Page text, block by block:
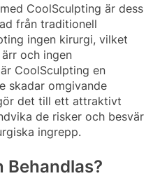
CoolSculpting är dess
från traditionell
ingen kirurgi, vilket
och ingen
CoolSculpting en
skadar omgivande
det till ett attraktivt
de risker och besvär
ingrepp.
Behandlas?